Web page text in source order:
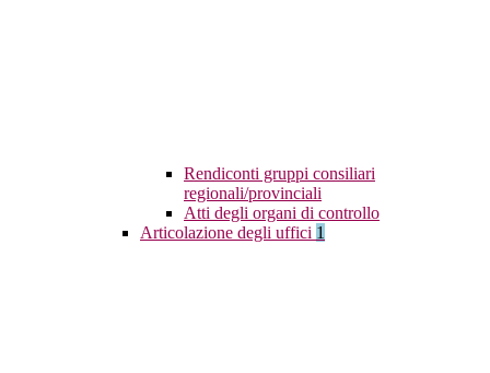
Rendiconti gruppi consiliari
regionali/provinciali
Atti degli organi di controllo
Articolazione degli uffici 1